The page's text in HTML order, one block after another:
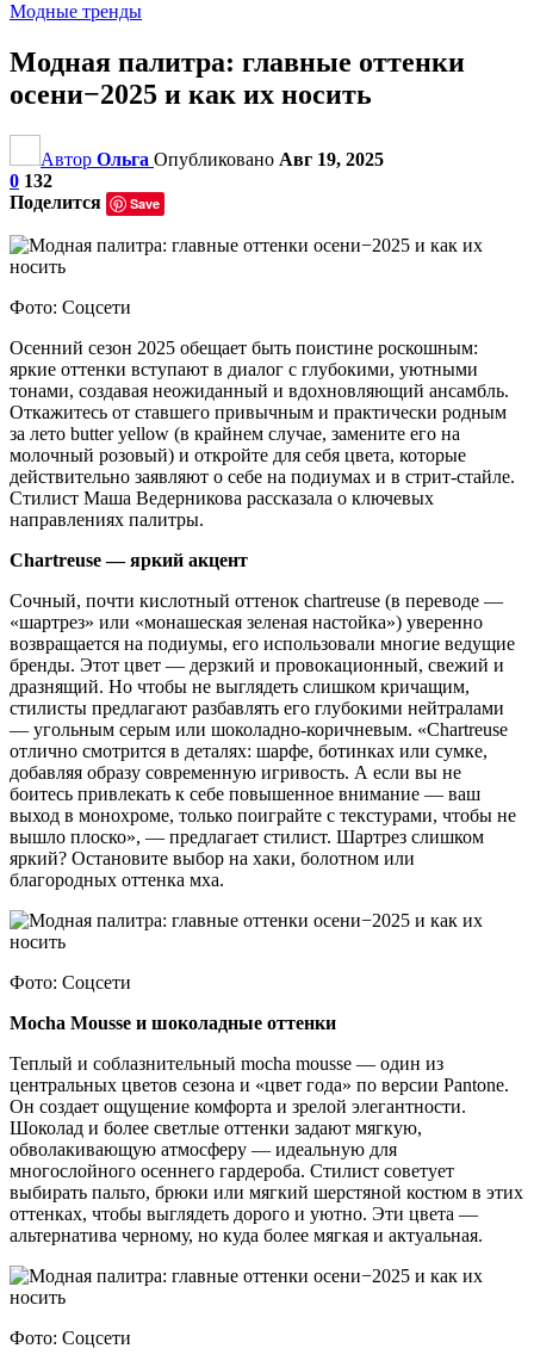
Модные тренды
Модная палитра: главные оттенки
осени−2025 и как их носить
Автор Ольга Опубликовано Авг 19, 2025
0 132
Поделится
Save
Фото: Соцсети
Осенний сезон 2025 обещает быть поистине роскошным:
яркие оттенки вступают в диалог с глубокими, уютными
тонами, создавая неожиданный и вдохновляющий ансамбль.
Откажитесь от ставшего привычным и практически родным
за лето butter yellow (в крайнем случае, замените его на
молочный розовый) и откройте для себя цвета, которые
действительно заявляют о себе на подиумах и в стрит-стайле.
Стилист Маша Ведерникова рассказала о ключевых
направлениях палитры.
Chartreuse — яркий акцент
Сочный, почти кислотный оттенок chartreuse (в переводе —
«шартрез» или «монашеская зеленая настойка») уверенно
возвращается на подиумы, его использовали многие ведущие
бренды. Этот цвет — дерзкий и провокационный, свежий и
дразнящий. Но чтобы не выглядеть слишком кричащим,
стилисты предлагают разбавлять его глубокими нейтралами
— угольным серым или шоколадно-коричневым. «Chartreuse
отлично смотрится в деталях: шарфе, ботинках или сумке,
добавляя образу современную игривость. А если вы не
боитесь привлекать к себе повышенное внимание — ваш
выход в монохроме, только поиграйте с текстурами, чтобы не
вышло плоско», — предлагает стилист. Шартрез слишком
яркий? Остановите выбор на хаки, болотном или
благородных оттенка мха.
Фото: Соцсети
Mocha Mousse и шоколадные оттенки
Теплый и соблазнительный mocha mousse — один из
центральных цветов сезона и «цвет года» по версии Pantone.
Он создает ощущение комфорта и зрелой элегантности.
Шоколад и более светлые оттенки задают мягкую,
обволакивающую атмосферу — идеальную для
многослойного осеннего гардероба. Стилист советует
выбирать пальто, брюки или мягкий шерстяной костюм в этих
оттенках, чтобы выглядеть дорого и уютно. Эти цвета —
альтернатива черному, но куда более мягкая и актуальная.
Фото: Соцсети